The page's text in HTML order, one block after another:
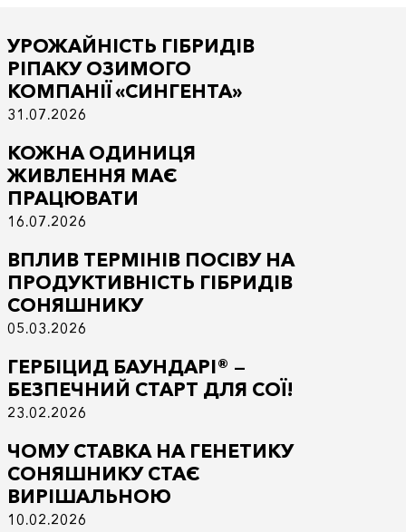
УРОЖАЙНІСТЬ ГІБРИДІВ
РІПАКУ ОЗИМОГО
КОМПАНІЇ «СИНГЕНТА»
31.07.2026
КОЖНА ОДИНИЦЯ
ЖИВЛЕННЯ МАЄ
ПРАЦЮВАТИ
16.07.2026
ВПЛИВ ТЕРМІНІВ ПОСІВУ НА
ПРОДУКТИВНІСТЬ ГІБРИДІВ
СОНЯШНИКУ
05.03.2026
ГЕРБІЦИД БАУНДАРІ® —
БЕЗПЕЧНИЙ СТАРТ ДЛЯ СОЇ!
23.02.2026
ЧОМУ СТАВКА НА ГЕНЕТИКУ
СОНЯШНИКУ СТАЄ
ВИРІШАЛЬНОЮ
10.02.2026